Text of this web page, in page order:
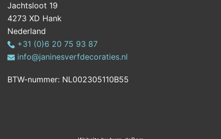
Jachtsloot 19
4273 XD Hank
Nederland
+31 (0)6 20 75 93 87
info@janinesverfdecoraties.nl
BTW-nummer: NL002305110B55